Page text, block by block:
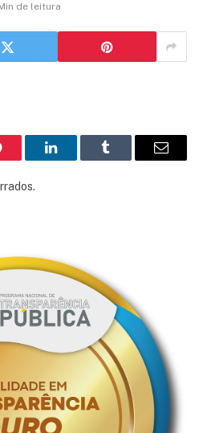
de leitura
LinkedInTumblr
E-